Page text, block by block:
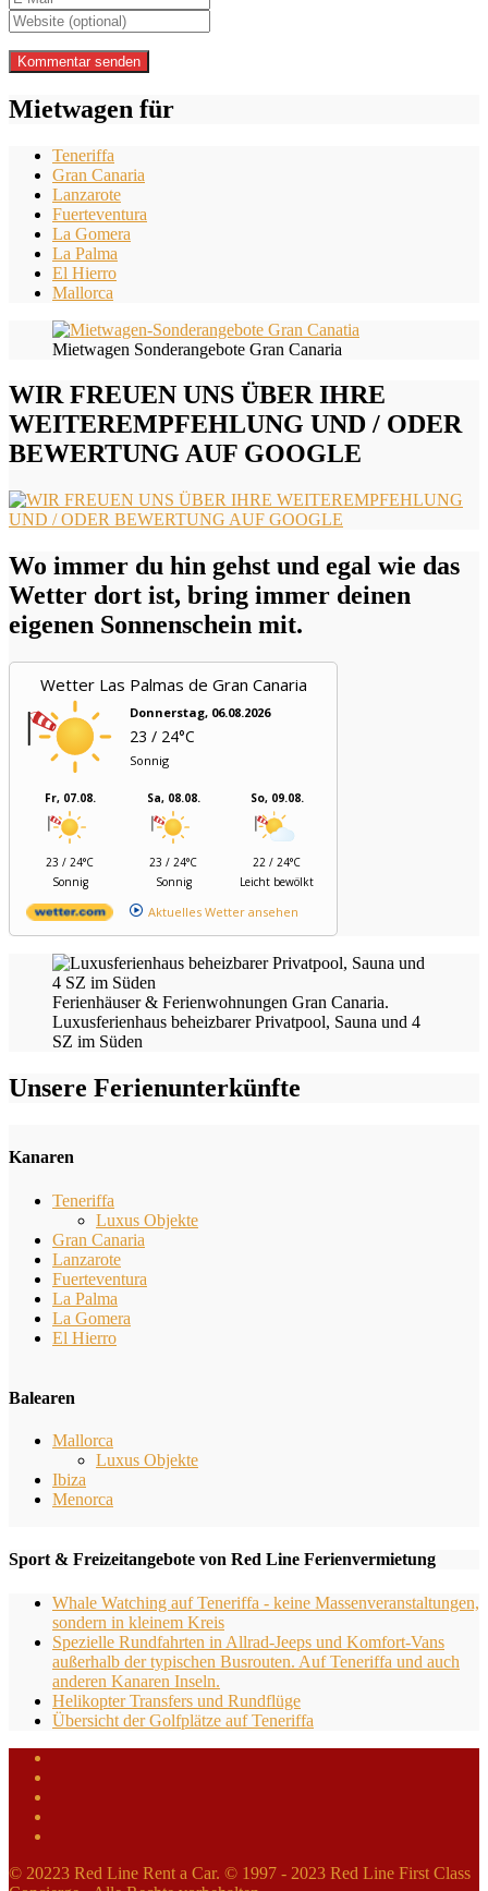
Mietwagen für
Teneriffa
Gran Canaria
Lanzarote
Fuerteventura
La Gomera
La Palma
El Hierro
Mallorca
Mietwagen Sonderangebote Gran Canaria
WIR FREUEN UNS ÜBER IHRE
WEITEREMPFEHLUNG UND / ODER
BEWERTUNG AUF GOOGLE
Wo immer du hin gehst und egal wie das
Wetter dort ist, bring immer deinen
eigenen Sonnenschein mit.
Wetter Las Palmas de Gran Canaria
Donnerstag, 06.08.2026
23 / 24°C
Sonnig
Fr, 07.08.
23 / 24°C
Sonnig
Sa, 08.08.
23 / 24°C
Sonnig
So, 09.08.
22 / 24°C
Leicht bewölkt
Aktuelles Wetter ansehen
Ferienhäuser & Ferienwohnungen Gran Canaria.
Luxusferienhaus beheizbarer Privatpool, Sauna und 4
SZ im Süden
Unsere Ferienunterkünfte
Kanaren
Teneriffa
Luxus Objekte
Gran Canaria
Lanzarote
Fuerteventura
La Palma
La Gomera
El Hierro
Balearen
Mallorca
Luxus Objekte
Ibiza
Menorca
Sport & Freizeitangebote von Red Line Ferienvermietung
Whale Watching auf Teneriffa - keine Massenveranstaltungen,
sondern in kleinem Kreis
Spezielle Rundfahrten in Allrad-Jeeps und Komfort-Vans
außerhalb der typischen Busrouten. Auf Teneriffa und auch
anderen Kanaren Inseln.
Helikopter Transfers und Rundflüge
Übersicht der Golfplätze auf Teneriffa
© 20223 Red Line Rent a Car. © 1997 - 2023 Red Line First Class